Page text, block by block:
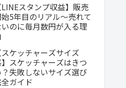
LINEスタンプ収益】販売
5年目のリアル～売れて
のに毎月数円が入る理
スケッチャーズサイズ
スケッチャーズはきつ
？失敗しないサイズ選び
ガイド